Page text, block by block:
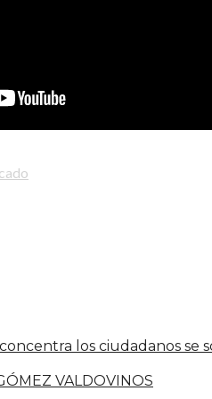
los ciudadanos se
VALDOVINOS